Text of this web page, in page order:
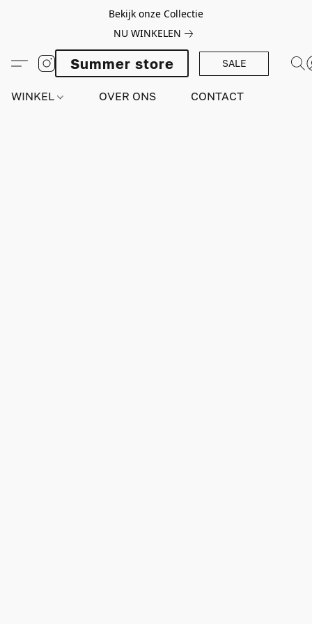
Bekijk onze Collectie
NU WINKELEN
Summer store SALE
WINKEL OVER ONS CONTACT